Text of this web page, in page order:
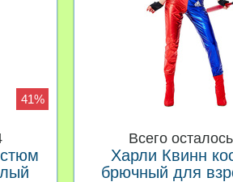
41%
Всего
Харли Квинн
брючный для